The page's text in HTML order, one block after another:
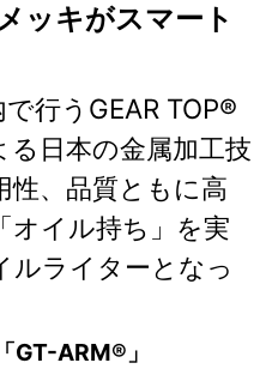
ッキがスマート
行うGEAR TOP®
日本の金属加工技
性、品質ともに高
オイル持ち」を実
ルライターとなっ
GT-ARM®」